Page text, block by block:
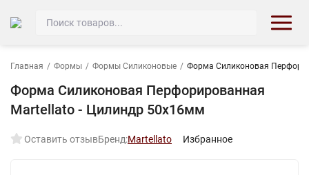
Главная / Формы / Формы Силиконовые / Форма Силиконовая
Форма Силиконовая Перфорированная
Martellato - Цилиндр 50х16мм
Оставить отзывБренд:Martellato Избранное